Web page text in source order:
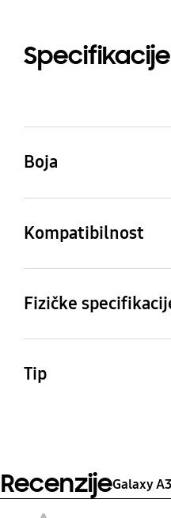
Specifikacije
Boja
Prozirna
Kompatibilnost
Kompatibilni modeli
Galaxy A33 5G
Fizičke
Dimenzije (Š x V x D)
163.84x78.06x11.3 mm
Tip
RecenzijeGalaxy